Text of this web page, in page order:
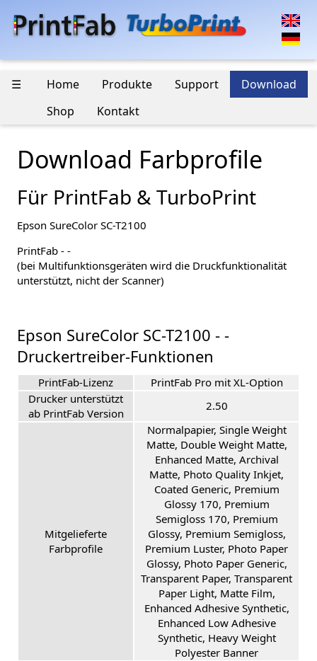
☰ Home Produkte Support
Download
Shop
Kontakt
Download Farbprofile
Für PrintFab & TurboPrint
Epson SureColor SC-T2100
PrintFab - -
(bei Multifunktionsgeräten wird die Druckfunktionalität
unterstützt, nicht der Scanner)
Epson SureColor SC-T2100 - -
Druckertreiber-Funktionen
PrintFab-Lizenz
PrintFab Pro mit XL-Option
Drucker unterstützt
ab PrintFab Version
2.50
Mitgelieferte
Farbprofile
Normalpapier, Single Weight
Matte, Double Weight Matte,
Enhanced Matte, Archival
Matte, Photo Quality Inkjet,
Coated Generic, Premium
Glossy 170, Premium
Semigloss 170, Premium
Glossy, Premium Semigloss,
Premium Luster, Photo Paper
Glossy, Photo Paper Generic,
Transparent Paper, Transparent
Paper Light, Matte Film,
Enhanced Adhesive Synthetic,
Enhanced Low Adhesive
Synthetic, Heavy Weight
Polyester Banner